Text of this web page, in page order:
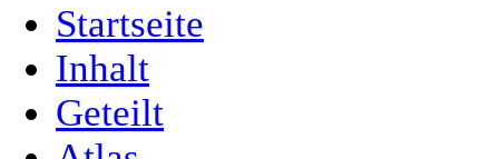
Startseite
Inhalt
Geteilt